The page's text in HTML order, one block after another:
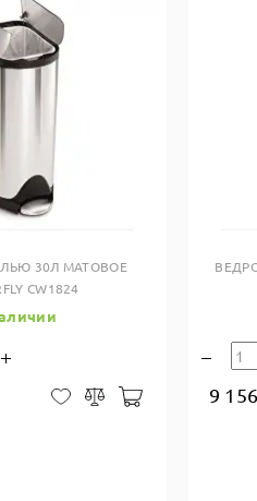
один клик
30Л МАТОВОЕ
CW1824
В закладки
СравнитьВ корзину
9